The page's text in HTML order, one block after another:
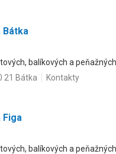
Bátka
balíkových a
21 Bátka Kontakty
Figa
balíkových a